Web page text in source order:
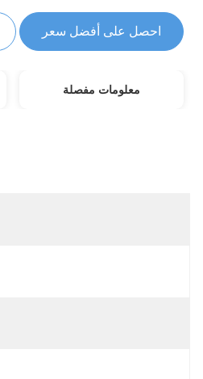
احصل على أفضل سعر
معلومات مفصلة